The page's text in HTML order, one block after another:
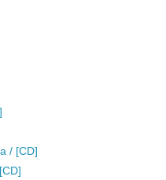
/ [CD]